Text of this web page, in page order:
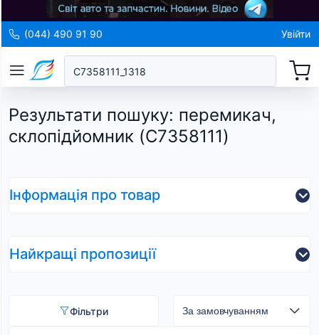
(044) 490 91 90 Увійти
Результати пошуку: перемикач,
склопідйомник (C7358111)
Інформація про товар
Найкращі пропозиції
Фільтри